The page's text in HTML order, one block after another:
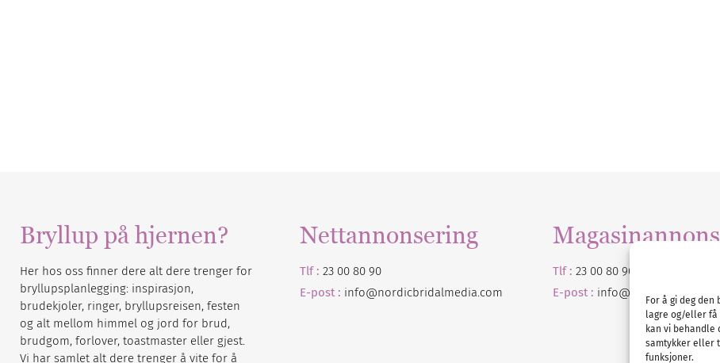
For å gi deg
lagre og/eller få
kan vi behandle
samtykker eller
funksjoner.
Bryllup på hjernen?
Her hos oss finner dere alt dere trenger for
bryllupsplanlegging: inspirasjon,
brudekjoler, ringer, bryllupsreisen, festen
og alt mellom himmel og jord for brud,
brudgom, forlover, toastmaster eller gjest.
Vi har samlet alt dere trenger å vite for å
Nettannonsering
Tlf : 23 00 80 90
E-post : info@nordicbridalmedia.com
Tlf : 23 00 80 90
E-post : info@